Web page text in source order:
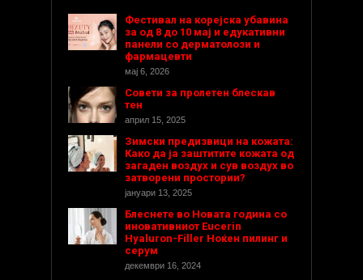
Фестивал на корејска убавина
за од 8 до 10 мај и едукативни
панели со дерматолози и
фармацевти
мај 6, 2026
Совети за пролетен блескав
тен
април 15, 2025
Зимски предизвици на кожата:
Како да ја заштитите кожата од
загаден воздух и сув воздух во
затворени простории?
јануари 13, 2025
Блеснете во Новата година со
иновативниот Eucerin
Hyaluron-Filler Ноќен пилинг и
серум
декември 16, 2024